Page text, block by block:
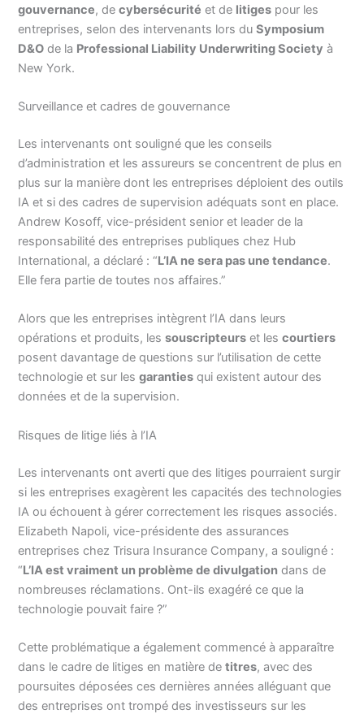
gouvernance, decybersécurité et de litiges pour les
entreprises, selon des intervenants lors duSymposium
D&O de la Professional Liability Underwriting Society à
New York.
Surveillance et cadres de gouvernance
Les intervenants ont souligné que les conseils
d’administration et les assureurs se concentrent de plus en
plus sur la manière dont les entreprises déploient des outils
IA et si des cadres de supervision adéquats sont en place.
Andrew Kosoff, vice-président senior et leader de la
responsabilité des entreprises publiques chez Hub
International, a déclaré : “L’IA ne sera pas une tendance.
Elle fera partie de toutes nos affaires.”
Alors que les entreprises intègrent l’IA dans leurs
opérations et produits, lessouscripteurs et lescourtiers
posent davantage de questions sur l’utilisation de cette
technologie et sur lesgaranties qui existent autour des
données et de la supervision.
Risques de litige liés à l’IA
Les intervenants ont averti que des litiges pourraient surgir
si les entreprises exagèrent les capacités des technologies
IA ou échouent à gérer correctement les risques associés.
Elizabeth Napoli, vice-présidente des assurances
entreprises chez Trisura Insurance Company, a souligné :
“L’IA est vraiment un problème de divulgation dans de
nombreuses réclamations. Ont-ils exagéré ce que la
technologie pouvait faire ?”
Cette problématique a également commencé à apparaître
dans le cadre de litiges en matière detitres, avec des
poursuites déposées ces dernières années alléguant que
des entreprises ont trompé des investisseurs sur les